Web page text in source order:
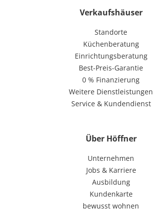
Verkaufshäuser
Standorte
Küchenberatung
Einrichtungsberatung
Best-Preis-Garantie
0 % Finanzierung
Weitere Dienstleistungen
Service & Kundendienst
Über Höffner
Unternehmen
Jobs & Karriere
Ausbildung
Kundenkarte
bewusst wohnen